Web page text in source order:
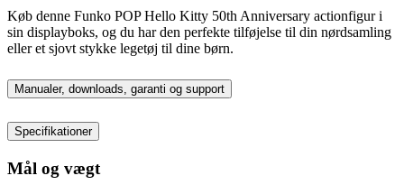
Køb denne Funko POP Hello Kitty 50th Anniversary actionfigur i
sin displayboks, og du har den perfekte tilføjelse til din nørdsamling
eller et sjovt stykke legetøj til dine børn.
Manualer, downloads, garanti og support
Specifikationer
Mål og vægt